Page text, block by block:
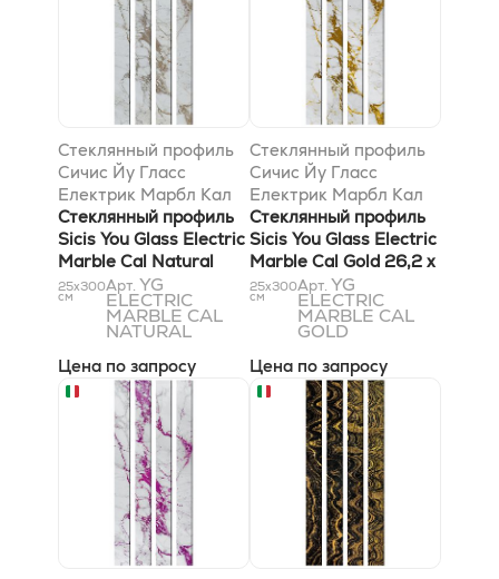
Стеклянный профиль
Сичис Йу Гласс
Електрик Марбл Кал
Натурал 26,2 x 300 x
6 мм
Стеклянный профиль
Sicis You Glass Electric
Marble Cal Natural
26,2 x 300 x 6 мм
25x300
см
Арт. YG
ELECTRIC
MARBLE CAL
NATURAL
Цена по запросу
Стеклянный профиль
Сичис Йу Гласс
Електрик Марбл Кал
Голд 26,2 x 300 x 6
мм
Стеклянный профиль
Sicis You Glass Electric
Marble Cal Gold 26,2 x
300 x 6 мм
25x300
см
Арт. YG
ELECTRIC
MARBLE CAL
GOLD
Цена по запросу